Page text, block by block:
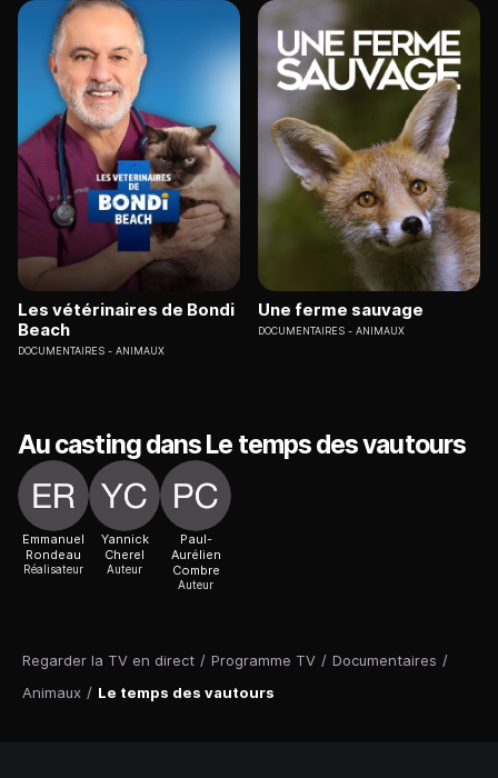
Regarder la TV en direct / Programme TV / Documentaires /
Animaux / Le temps des vautours
Les vétérinaires de Bondi
Beach
DOCUMENTAIRES ANIMAUX
Une ferme sauvage
DOCUMENTAIRES ANIMAUX
Au casting dans Le temps des vautours
Emmanuel
Rondeau
Réalisateur
Yannick
Cherel
Auteur
Paul-
Aurélien
Combre
Auteur